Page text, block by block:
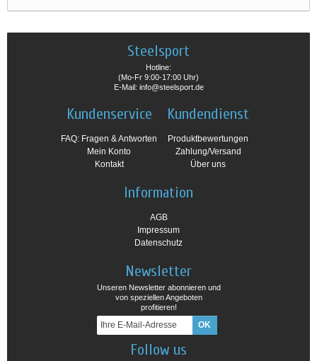
Steelsport
Hotline:
(Mo-Fr 9:00-17:00 Uhr)
E-Mail: info@steelsport.de
Kundenservice
FAQ: Fragen & Antworten
Mein Konto
Kontakt
Kundendienst
Produktbewertungen
Zahlung/Versand
Über uns
Information
AGB
Impressum
Datenschutz
Newsletter
Unseren Newsletter abonnieren und
von speziellen Angeboten
profitieren!
Follow us